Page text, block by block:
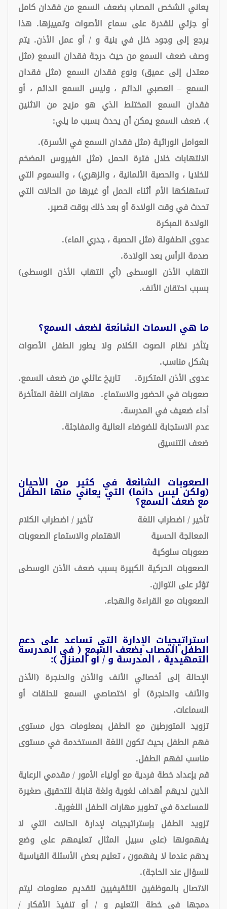
يعاني الشخص المصاب بضعف السمع من فقدان كامل
أو جزئي للقدرة على سماع الأصوات وتمييزها. هذا
يرجع إلى وجود خلل في بنية و / أو عمل الأذن. يتم
وصف ضعف السمع من حيث درجة فقدان السمع (مثل
معتدل إلى عميق) ونوع فقدان السمع (مثل فقدان
السمع – العصبي الدائم ، وليس السمع الدائم ، أو
فقدان السمع المختلط الذي هو مزيج من الاثنين
). ضعف السمع يمكن أن يحدث بسبب ما يلي:
العوامل الوراثية (مثل فقدان السمع في الأسرة).
الالتهابات خلال فترة الحمل (مثل الفيروس المضخم
للخلايا ، والحصبة الألمانية ، والزهري) ، والسموم التي
تستهلكها الأم أثناء الحمل أو غيرها من الحالات التي
تحدث في وقت الولادة أو بعد ذلك بوقت قصير.
الولادة المبكرة
عدوى الطفولة (مثل الحصبة ، جدري الماء).
صدمة الرأس بعد الولادة.
التهاب الأذن الوسطى (أي التهاب الأذن الوسطى)
بسبب احتقان الأنف.
ما هي السمات الشائعة لضعف السمع؟
يتأخر نظام الصوت الكلام ولا يطور الطفل الأصوات
بشكل مناسب.
عدوى الأذن المتكررة.
تاريخ عائلي من ضعف السمع.
صعوبات في الحضور والاستماع. مهارات اللغة المتأخرة
أداء ضعيف في المدرسة.
عدم الاستجابة للضوضاء العالية والمفاجئة.
ضعف التنسيق
الصعوبات الشائعة في كثير من الأحيان
(ولكن ليس دائما) التي يعاني منها الطفل
مع ضعف السمع؟
تأخير / اضطراب اللغة
تأخير / اضطراب الكلام
المعالجة الحسية
الاهتمام والاستماع الصعوبات
صعوبات سلوكية
الصعوبات الحركية الكبيرة بسبب ضعف الأذن الوسطى
تؤثر على التوازن.
الصعوبات مع القراءة والهجاء.
استراتيجيات الإدارة التي تساعد على دعم
الطفل المصاب بضعف السمع ( في المدرسة
التمهيدية ، المدرسة و / أو المنزل ):
الإحالة إلى أخصائي الأنف والأذن والحنجرة (الأذن
والأنف والحنجرة) أو اختصاصي السمع للحلقات أو
السماعات.
تزويد المتورطين مع الطفل بمعلومات حول مستوى
فهم الطفل بحيث تكون اللغة المستخدمة في مستوى
مناسب لفهم الطفل.
قم بإعداد خطة فردية مع أولياء الأمور / مقدمي الرعاية
الذين لديهم أهداف لغوية ولغة قابلة للتحقيق صغيرة
للمساعدة في تطوير مهارات الطفل اللغوية.
تزويد الطفل بإستراتيجيات لإدارة الحالات التي لا
يفهمونها (على سبيل المثال تعليمهم على وضع
يدهم عندما لا يفهمون ، تعليم بعض الأسئلة القياسية
للسؤال عند الحاجة).
الاتصال بالموظفين التثقيفيين لتقديم معلومات ليتم
دمجها في خطة التعليم و / أو تنفيذ الأفكار /